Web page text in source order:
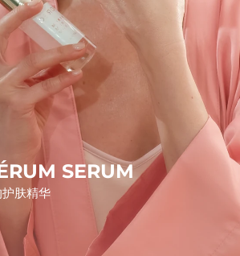
SERUM
肤精华
Panel
畅销产品
8/11/26
预计送达日期 8/10/26
8/10/26
预计送达日期 8/13/26
预计送达日期 8/10/26
预计送达日期
预计送达日期